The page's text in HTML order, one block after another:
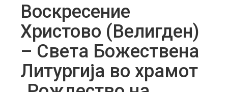
Воскресение
Христово (Велигден)
– Света Божествена
Литургија во храмот